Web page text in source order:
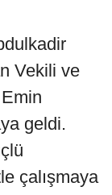
Vekili ve
geldi.
çalışmaya